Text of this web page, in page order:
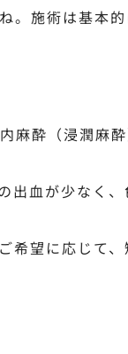
。施術は基本
酔（浸潤麻
血が少なく
望に応じて